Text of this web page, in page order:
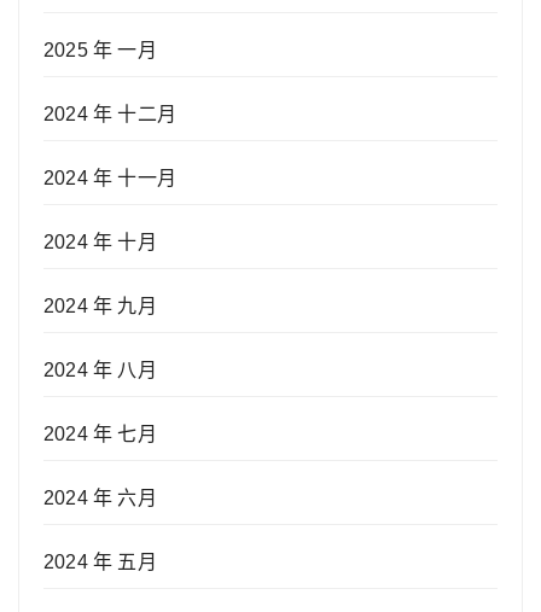
2025 年 一月
2024 年 十二月
2024 年 十一月
2024 年 十月
2024 年 九月
2024 年 八月
2024 年 七月
2024 年 六月
2024 年 五月